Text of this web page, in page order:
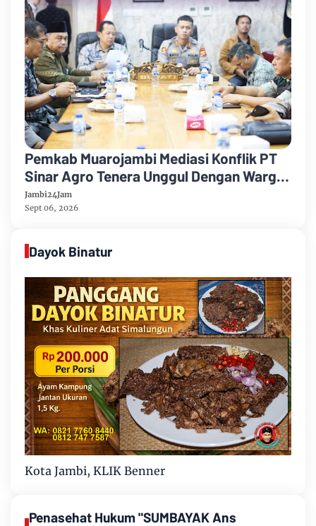
Pemkab Muarojambi Mediasi Konflik PT
Sinar Agro Tenera Unggul Dengan Warga
Sipin Teluk Duren
Jambi24Jam
Sept 06, 2026
Dayok Binatur
Kota Jambi, KLIK Benner
Penasehat Hukum "SUMBAYAK Ans